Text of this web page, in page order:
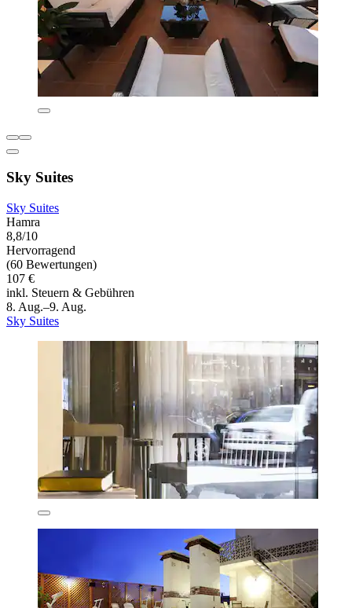
Sky Suites
Sky Suites
Hamra
8,8/10
Hervorragend
(60 Bewertungen)
107 €
inkl. Steuern & Gebühren
8. Aug.–9. Aug.
Sky Suites